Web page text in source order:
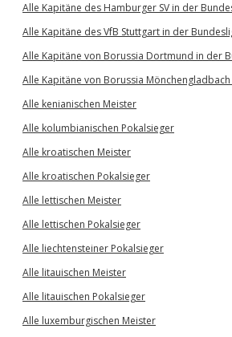
Alle Kapitäne des Hamburger SV in der
Alle Kapitäne des VfB Stuttgart in der
Alle Kapitäne von Borussia Dortmund in der
Alle Kapitäne von Borussia
Alle kenianischen Meister
Alle kolumbianischen Pokalsieger
Alle kroatischen Meister
Alle kroatischen Pokalsieger
Alle lettischen Meister
Alle lettischen Pokalsieger
Alle liechtensteiner Pokalsieger
Alle litauischen Meister
Alle litauischen Pokalsieger
Alle luxemburgischen Meister